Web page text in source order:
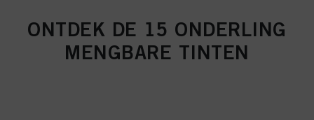
ONTDEK DE 15 ONDERLING
MENGBARE TINTEN